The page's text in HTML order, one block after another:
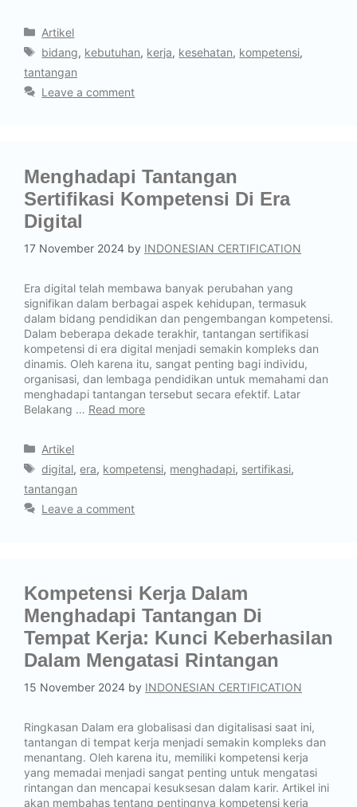
Artikel
bidang, kebutuhan, kerja, kesehatan, kompetensi,
tantangan
Leave a comment
Menghadapi Tantangan
Sertifikasi Kompetensi Di Era
Digital
17 November 2024 by INDONESIAN CERTIFICATION
Era digital telah membawa banyak perubahan yang
signifikan dalam berbagai aspek kehidupan, termasuk
dalam bidang pendidikan dan pengembangan kompetensi.
Dalam beberapa dekade terakhir, tantangan sertifikasi
kompetensi di era digital menjadi semakin kompleks dan
dinamis. Oleh karena itu, sangat penting bagi individu,
organisasi, dan lembaga pendidikan untuk memahami dan
menghadapi tantangan tersebut secara efektif. Latar
Belakang … Read more
Artikel
digital,era, kompetensi, menghadapi, sertifikasi,
tantangan
Leave a comment
Kompetensi Kerja Dalam
Menghadapi Tantangan Di
Tempat Kerja: Kunci Keberhasilan
Dalam Mengatasi Rintangan
15 November 2024 by INDONESIAN CERTIFICATION
Ringkasan Dalam era globalisasi dan digitalisasi saat ini,
tantangan di tempat kerja menjadi semakin kompleks dan
menantang. Oleh karena itu, memiliki kompetensi kerja
yang memadai menjadi sangat penting untuk mengatasi
rintangan dan mencapai kesuksesan dalam karir. Artikel ini
akan membahas tentang pentingnya kompetensi kerja